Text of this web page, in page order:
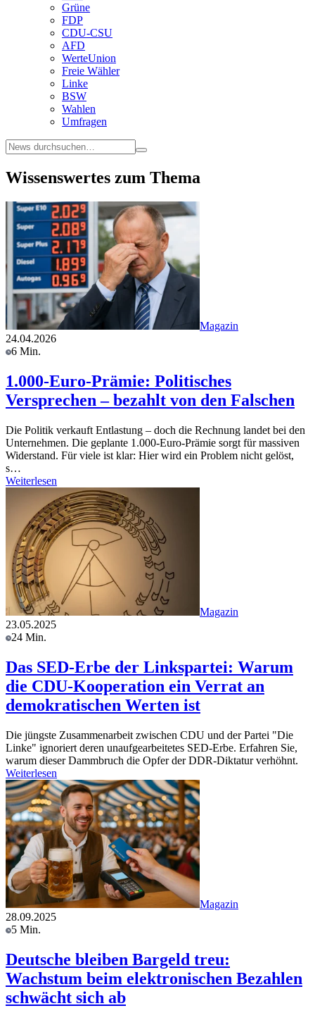
Grüne
FDP
CDU-CSU
AFD
WerteUnion
Freie Wähler
Linke
BSW
Wahlen
Umfragen
Wissenswertes zum Thema
Magazin
24.04.2026
6 Min.
1.000-Euro-Prämie: Politisches
Versprechen – bezahlt von den Falschen
Die Politik verkauft Entlastung – doch die Rechnung landet bei den
Unternehmen. Die geplante 1.000-Euro-Prämie sorgt für massiven
Widerstand. Für viele ist klar: Hier wird ein Problem nicht gelöst,
s…
Weiterlesen
Magazin
23.05.2025
24 Min.
Das SED-Erbe der Linkspartei: Warum
die CDU-Kooperation ein Verrat an
demokratischen Werten ist
Die jüngste Zusammenarbeit zwischen CDU und der Partei "Die
Linke" ignoriert deren unaufgearbeitetes SED-Erbe. Erfahren Sie,
warum dieser Dammbruch die Opfer der DDR-Diktatur verhöhnt.
Weiterlesen
Magazin
28.09.2025
5 Min.
Deutsche bleiben Bargeld treu:
Wachstum beim elektronischen Bezahlen
schwächt sich ab